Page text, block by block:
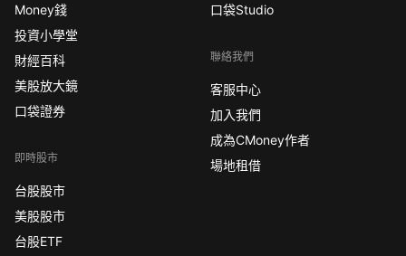
Money錢
投資小學堂
財經百科
美股放大鏡
口袋證券
即時股市
台股股市
美股股市
台股ETF
口袋Studio
聯絡我們
客服中心
加入我們
成為CMoney作者
場地租借